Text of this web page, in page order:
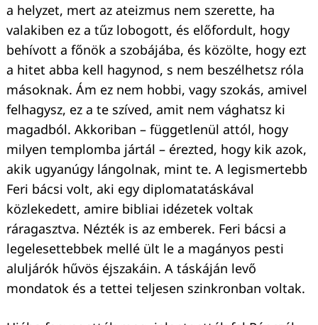
a helyzet, mert az ateizmus nem szerette, ha
valakiben ez a tűz lobogott, és előfordult, hogy
behívott a főnök a szobájába, és közölte, hogy ezt
a hitet abba kell hagynod, s nem beszélhetsz róla
másoknak. Ám ez nem hobbi, vagy szokás, amivel
felhagysz, ez a te szíved, amit nem vághatsz ki
magadból. Akkoriban – függetlenül attól, hogy
milyen templomba jártál – érezted, hogy kik azok,
akik ugyanúgy lángolnak, mint te. A legismertebb
Feri bácsi volt, aki egy diplomatatáskával
közlekedett, amire bibliai idézetek voltak
ráragasztva. Nézték is az emberek. Feri bácsi a
legelesettebbek mellé ült le a magányos pesti
aluljárók hűvös éjszakáin. A táskáján levő
mondatok és a tettei teljesen szinkronban voltak.